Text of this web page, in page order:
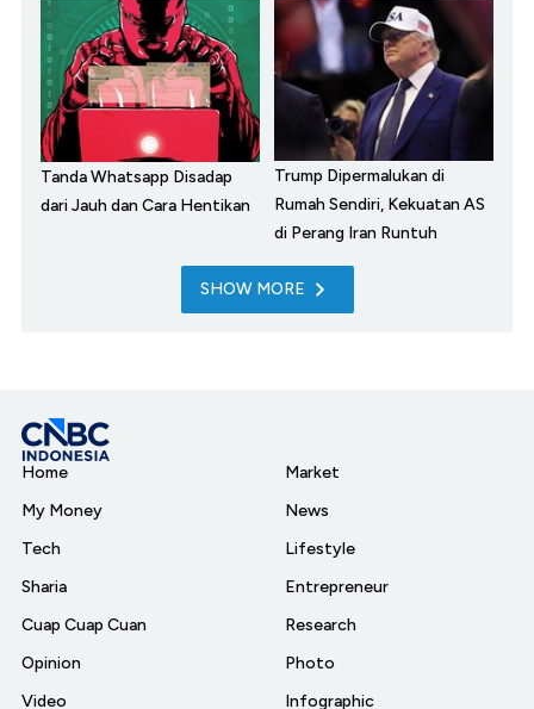
Tanda Whatsapp Disadap
dari Jauh dan Cara Hentikan
Trump Dipermalukan di
Rumah Sendiri, Kekuatan AS
di Perang Iran Runtuh
SHOW MORE
Home
My Money
Tech
Sharia
Cuap Cuap Cuan
Opinion
Video
Market
News
Lifestyle
Entrepreneur
Research
Photo
Infographic